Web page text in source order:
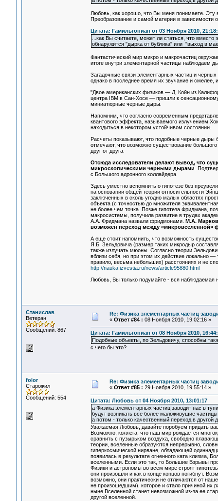
Любовь, как хорошо, что Вы меня понимаете. Эту
Преобразование и самой материи в зависимости
Цитата: Гамильтониан от 03 Ноября 2010,
...как Вы считаете, может ли статься, что
обнаружится "дырка от бублика" или "выход в
Фантастический мир микро и макрочастиц
итоге внутри элементарной частицы наблюдаем
Загадочные связи элементарных частиц и
однако в последнее время их звучание и смелее,
"Двое американских физиков — Д. Койн из
центра IBM в Сан-Хосе — пришли к
миниатюрные черные дыры.
Напомним, что согласно современным
квантового эффекта, называемого излучением
находиться в некотором устойчивом состоянии.
Расчеты показывают, что подобные черные дыры
отмечают, что возможно существование
друг от друга.
Отсюда исследователи делают вывод, что
микроскопическими черными дырами .
с Большого адронного коллайдера.
Здесь уместно вспомнить о гипотезе без
на основании общей теории относительности
заключенных в сколь угодно малых областях
объекта (с точностью до множителя
не более чем точка. Позже гипотеза Фридмана,
макросистемы, получила развитие в трудах
А.А. Фридмана назвали фридмонами.
М.А.
возможен переход между
А еще стоит напомнить, что возможность
Я.Б. Зельдовича (размер таких микродыр
также излучать мюоны. Согласно теории
вблизи себя, но при этом их действие локально
правило, весьма небольших) расстояниях и не
http://nauka.izvestia.ru/news/article95880.html
Любовь, Вы только подумайте - вся
Станислав
Ветеран
Сообщений: 867
Re: Физика элементарных частиц
« Ответ #84 : 08 Ноября 2010, 19:02:16 »
Цитата: Гамильтониан от 08 Ноября 2010,
Подобные объекты, по Зельдовичу, способны
с чего бы это?
folor
Старожил
Сообщений: 554
Re: Физика элементарных частиц
« Ответ #85 : 29 Ноября 2010, 19:55:14 »
Цитата: Любовь от 04 Ноября 2010, 13:01:17
а Физика элементарных частиц заводит нас в
будут возникать все более маложивущие
а потом - только качественный переход в другой
Уважаемая Любовь, давайте поробуем придать
Возможно, коллега, что наш мир рождается
сравнить с пузырьком воздуха, свободно
теории, вселенные образуются непрерывно,
гиперкосмической нирване, обладающей
появилась в результате огненного ката клизма,
вселенными. Если это так, то Большие Взрывы
Физики и астрономы во всем мире строят
они произошли и как в конце концов погибнут.
возможно, они практически не отличаются от
не произошедшим), которое и стало причиной их
ныне Вселенной станет невозможной из-за ее
другой вселенной.